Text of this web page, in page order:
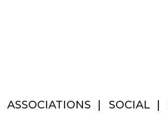
ASSOCIATIONS SOCIAL